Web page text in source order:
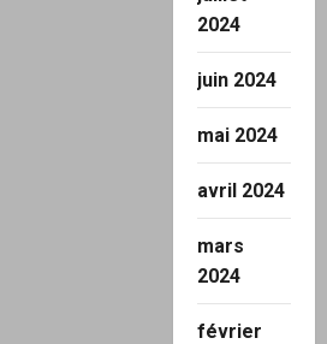
2024
juin 2024
mai 2024
avril 2024
mars
2024
février